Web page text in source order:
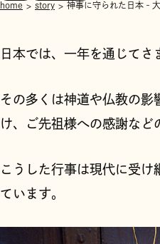
home story 神事に守られた日本‐
日本では、一年を通じて
その多くは神道や仏教の
け、ご先祖様への感謝な
こうした行事は現代に受
ています。